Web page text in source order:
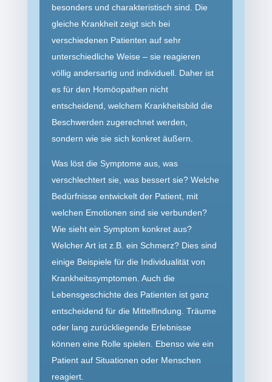
besonders und charakteristisch sind. Die
gleiche Krankheit zeigt sich bei
verschiedenen Patienten auf sehr
unterschiedliche Weise – sie reagieren
völlig andersartig und individuell. Daher ist
es für den Homöopathen nicht
entscheidend, welchem Krankheitsbild die
Beschwerden zugerechnet werden,
sondern wie sie sich konkret äußern.
Was löst die Symptome aus, was
verschlechtert sie, was bessert sie? Welche
Bedürfnisse entwickelt der Patient, mit
welchen Emotionen sind sie verbunden?
Wie sieht ein Symptom konkret aus?
Welcher Art ist z.B. ein Schmerz? Dies sind
einige Beispiele für die Individualität von
Krankheits­symptomen. Auch die
Lebensgeschichte des Patienten ist ganz
entscheidend für die Mittelfindung. Träume
oder lang zurückliegende Erlebnisse
können eine Rolle spielen. Ebenso wie ein
Patient auf Situationen oder Menschen
reagiert.